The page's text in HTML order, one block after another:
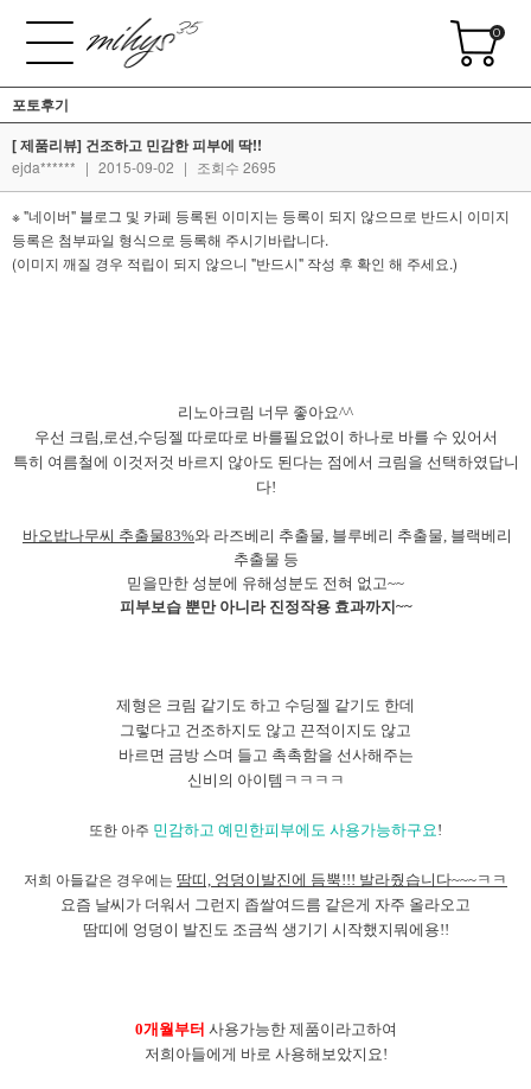
0
포토후기
[ 제품리뷰] 건조하고 민감한 피부에 딱!!
ejda****** | 2015-09-02 | 조회수 2695
※ "네이버" 블로그 및 카페 등록된 이미지는 등록이 되지 않으므로 반드시 이미지
등록은 첨부파일 형식으로 등록해 주시기바랍니다.
(이미지 깨질 경우 적립이 되지 않으니 "반드시" 작성 후 확인 해 주세요.)
리노아크림 너무 좋아요^^
우선 크림,로션,수딩젤 따로따로 바를필요없이 하나로 바를 수 있어서
특히 여름철에 이것저것 바르지 않아도 된다는 점에서 크림을 선택하였답니
다!
바오밥나무씨 추출물83%와 라즈베리 추출물, 블루베리 추출물, 블랙베리
추출물 등
믿을만한 성분에 유해성분도 전혀 없고~~
피부보습 뿐만 아니라 진정작용 효과까지~~
제형은 크림 같기도 하고 수딩젤 같기도 한데
그렇다고 건조하지도 않고 끈적이지도 않고
바르면 금방 스며 들고 촉촉함을 선사해주는
신비의 아이템ㅋㅋㅋㅋ
또한 아주 민감하고 예민한피부에도 사용가능하구요 !
저희 아들같은 경우에는 땀띠, 엉덩이발진에 듬뿍!!! 발라줬습니다~~~ㅋㅋ
요즘 날씨가 더워서 그런지 좁쌀여드름 같은게 자주 올라오고
땀띠에 엉덩이 발진도 조금씩 생기기 시작했지뭐에용!!
0개월부터 사용가능한 제품이라고하여
저희아들에게 바로 사용해보았지요!